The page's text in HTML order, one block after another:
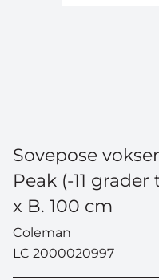
Sovepose
Peak (-11
x B. 100 cm
Coleman
LC 2000020997